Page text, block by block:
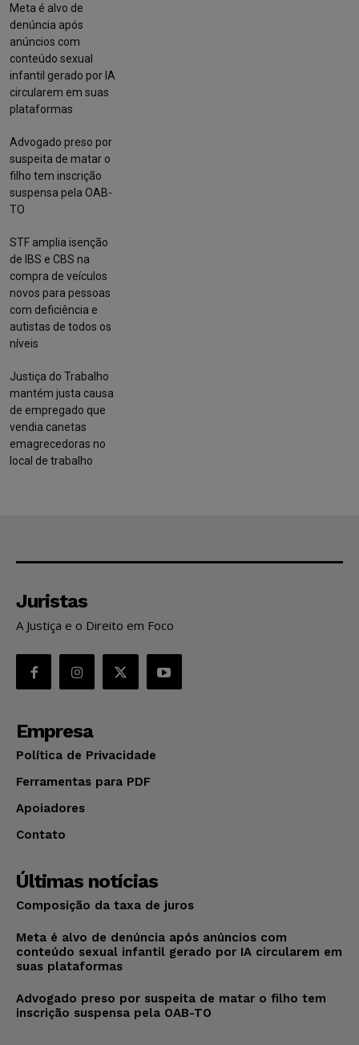
Meta é alvo de
denúncia após
anúncios com
conteúdo sexual
infantil gerado por IA
circularem em suas
plataformas
Advogado preso por
suspeita de matar o
filho tem inscrição
suspensa pela OAB-
TO
STF amplia isenção
de IBS e CBS na
compra de veículos
novos para pessoas
com deficiência e
autistas de todos os
níveis
Justiça do Trabalho
mantém justa causa
de empregado que
vendia canetas
emagrecedoras no
local de trabalho
Juristas
A Justiça e o Direito em Foco
Empresa
Política de Privacidade
Ferramentas para PDF
Apoiadores
Contato
Últimas notícias
Composição da taxa de juros
Meta é alvo de denúncia após anúncios com
conteúdo sexual infantil gerado por IA circularem em
suas plataformas
Advogado preso por suspeita de matar o filho tem
inscrição suspensa pela OAB-TO